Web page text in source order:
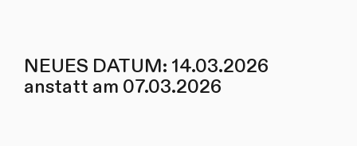
NEUES DATUM: 14.03.2026
anstatt am 07.03.2026